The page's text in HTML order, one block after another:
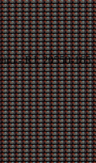
- RJ, 20550-